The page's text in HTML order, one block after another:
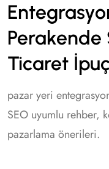
Perakende
Ticaret
pazar yeri
SEO uyumlu rehber,
pazarlama önerileri.